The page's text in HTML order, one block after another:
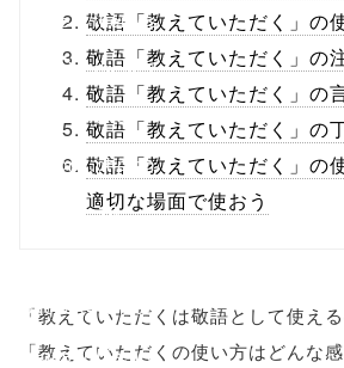
content/themes
/tapbiz_theme/
parts/sns-
buttons.php on
line10
onclick="windo
w.open(this.hre
敬語「教えていただく」の
敬語「教えていただく」の
敬語「教えていただく」の
敬語「教えていただく」の
敬語「教えていただく」の
適切な場面で使おう
「教えていただくは敬語として使える
「教えていただくの使い方はどんな感